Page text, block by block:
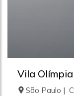
Vila Olímpia
São Paulo |